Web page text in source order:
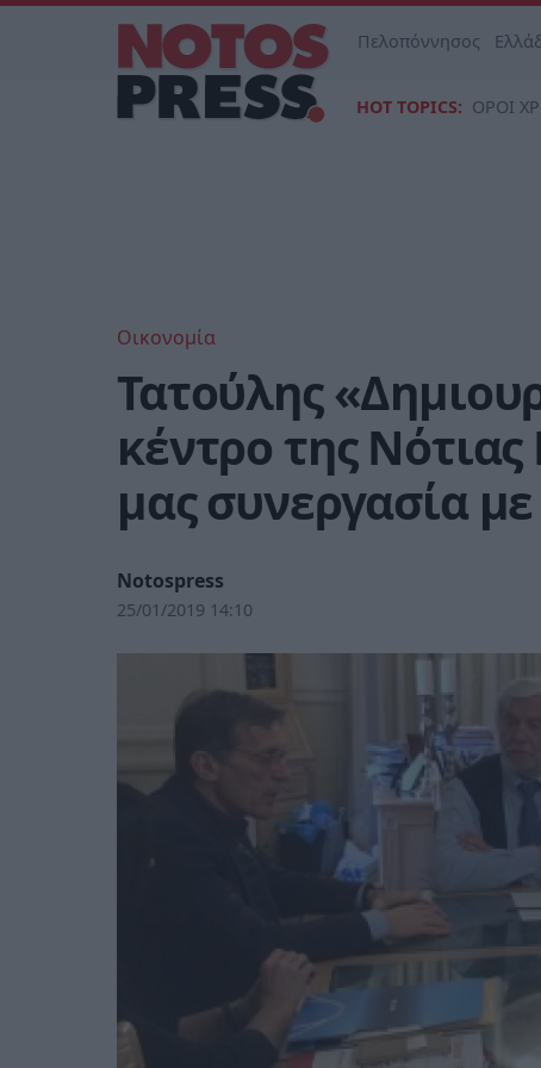
Πελοπόννησος
HOT TOPICS: ΟΡΟΙ
Οικονομία
Τατούλης
κέντρο της
μας συνεργασία
Notospress
25/01/2019 14:10